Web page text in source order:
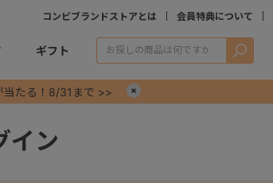
コンビブランドストアとは 会員特典について
ギフト 検索
当たる！8/31まで >>
イン